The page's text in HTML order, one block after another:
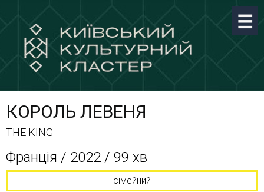
КОРОЛЬ ЛЕВЕНЯ
THE KING
Франція / 2022 / 99 хв
сімейний